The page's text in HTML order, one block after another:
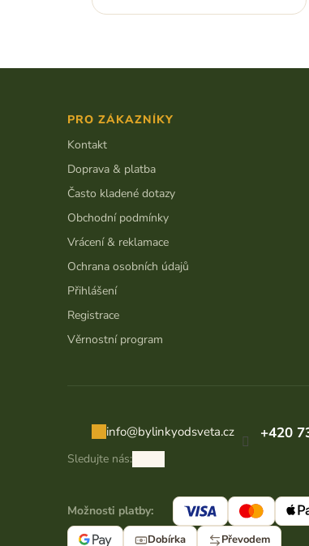
info@bylinkyodsveta.cz +420
Sledujte nás:
PRO ZÁKAZNÍKY
Kontakt
Doprava & platba
Často kladené dotazy
Obchodní podmínky
Vrácení & reklamace
Ochrana osobních údajů
Přihlášení
Registrace
Věrnostní program
Možnosti platby:
Dobírka Převodem